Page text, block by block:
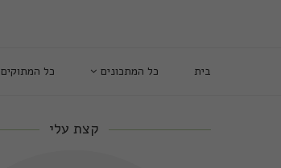
בית כל המתכונים כל המתוקים
קצת עלי